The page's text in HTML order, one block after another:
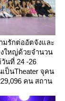
มรักต่ออัตจังและ
งใหญ่ด้วยจำนวน
นที่ 24 -26
ป็นTheater จุคน
คน สถาน